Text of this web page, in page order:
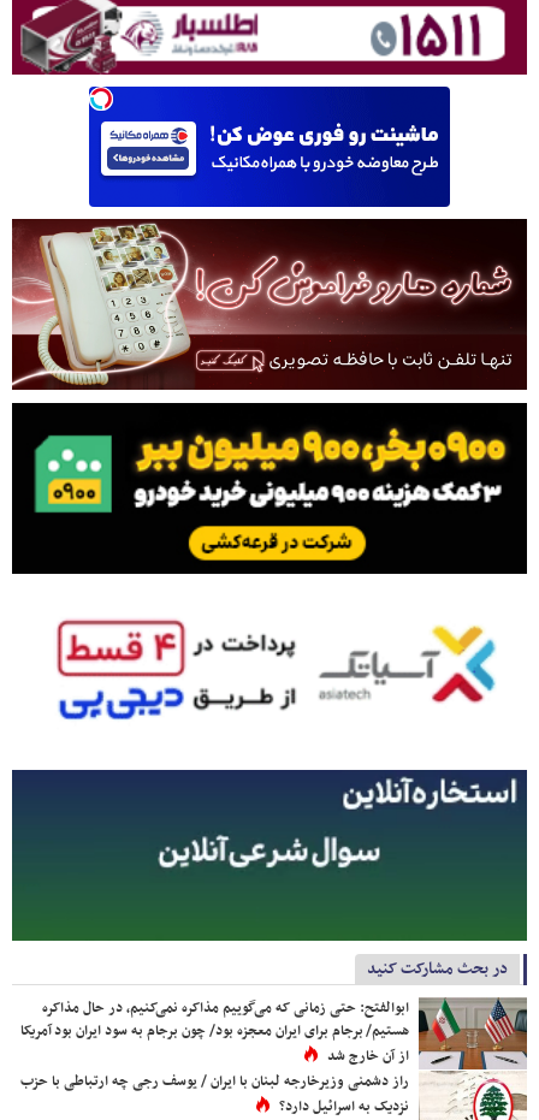
در بحث مشارکت کنید
ابوالفتح: حتی زمانی که می‌گوییم مذاکره نمی‌کنیم، در حال مذاکره
هستیم/ برجام برای ایران معجزه بود/ چون برجام به سود ایران بود آمریکا
از آن خارج شد
راز دشمنی وزیرخارجه لبنان با ایران / یوسف رجی چه ارتباطی با حزب
نزدیک به اسرائیل دارد؟